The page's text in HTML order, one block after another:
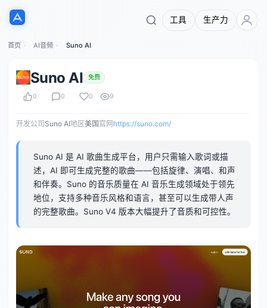
工具 生产力
首页 AI音频 Suno AI
Suno AI 免费
0 0 0 9
开发公司 Suno AI地区美国 官网 https://suno.com/
Suno AI 是 AI 歌曲生成平台，用户只需输入歌词或描
述，AI 即可生成完整的歌曲——包括旋律、演唱、和声
和伴奏。Suno 的音乐质量在 AI 音乐生成领域处于领先
地位，支持多种音乐风格和语言，甚至可以生成带人声
的完整歌曲。Suno V4 版本大幅提升了音质和可控性。